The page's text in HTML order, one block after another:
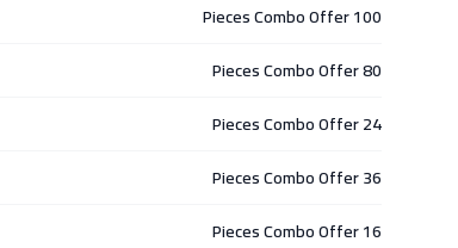
100 Pieces Combo Offer
80 Pieces Combo Offer
24 Pieces Combo Offer
36 Pieces Combo Offer
16 Pieces Combo Offer